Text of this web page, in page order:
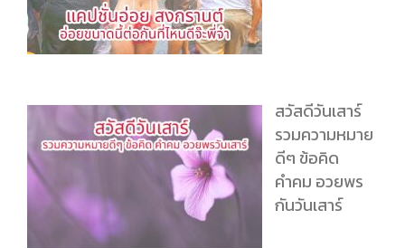
สวัสดีวันเสาร์
รวมความหมาย
ดีๆ ข้อคิด
คำคม อวยพร
กันวันเสาร์